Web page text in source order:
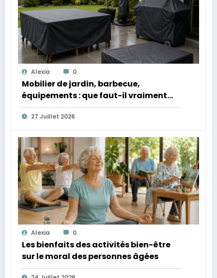
Alexia 0
Mobilier de jardin, barbecue,
équipements : que faut-il vraiment
protéger quand ils restent dehors ?
27 Juillet 2026
Alexia 0
Les bienfaits des activités bien-être
sur le moral des personnes âgées